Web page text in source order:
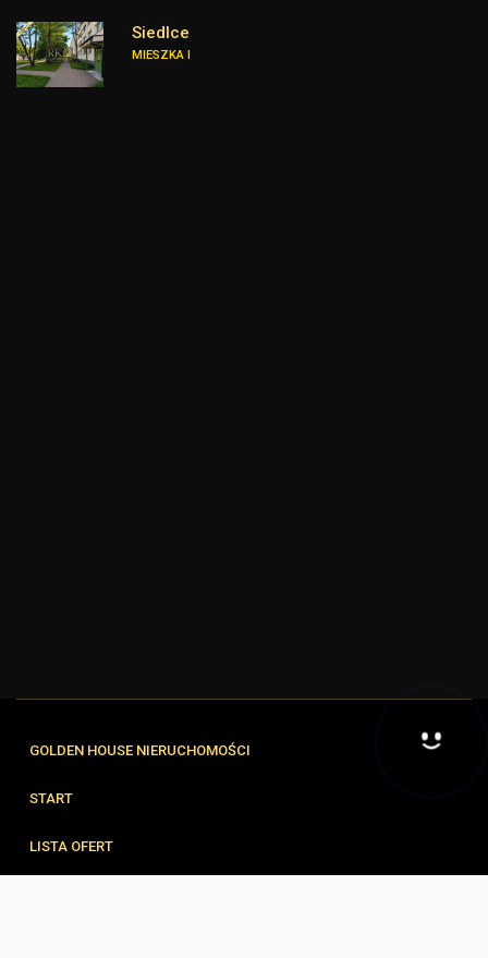
Siedlce
MIESZKA I
GOLDEN HOUSE NIERUCHOMOŚCI
START
LISTA OFERT